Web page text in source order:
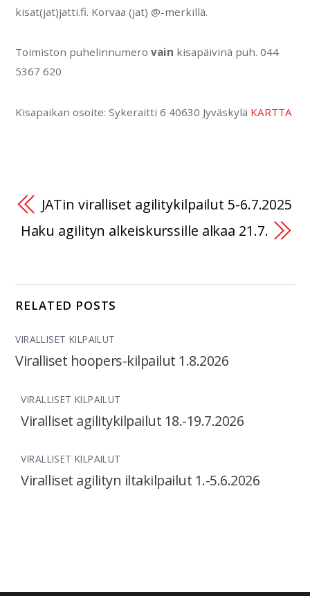
kisat(jat)jatti.fi. Korvaa (jat) @-merkillä.
Toimiston puhelinnumerovain kisapäivinä puh. 044
5367 620
Kisapaikan osoite: Sykeraitti 6 40630 Jyväskylä KARTTA
JATin viralliset agilitykilpailut 5-6.7.2025
Haku agilityn alkeiskurssille alkaa 21.7.
RELATED POSTS
VIRALLISET KILPAILUT
Viralliset hoopers-kilpailut 1.8.2026
VIRALLISET KILPAILUT
Viralliset agilitykilpailut 18.-19.7.2026
VIRALLISET KILPAILUT
Viralliset agilityn iltakilpailut 1.-5.6.2026